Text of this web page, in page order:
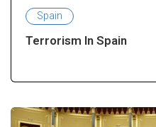
Spain
Terrorism In Spain